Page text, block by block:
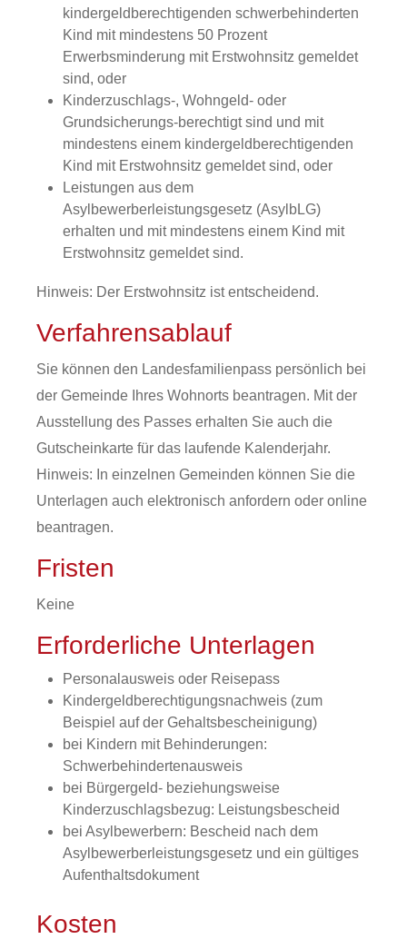
kindergeldberechtigenden schwerbehinderten
Kind mit mindestens 50 Prozent
Erwerbsminderung mit Erstwohnsitz gemeldet
sind, oder
Kinderzuschlags-, Wohngeld- oder
Grundsicherungs-berechtigt sind und mit
mindestens einem kindergeldberechtigenden
Kind mit Erstwohnsitz gemeldet sind, oder
Leistungen aus dem
Asylbewerberleistungsgesetz (AsylbLG)
erhalten und mit mindestens einem Kind mit
Erstwohnsitz gemeldet sind.
Hinweis: Der Erstwohnsitz ist entscheidend.
Verfahrensablauf
Sie können den Landesfamilienpass persönlich bei
der Gemeinde Ihres Wohnorts beantragen. Mit der
Ausstellung des Passes erhalten Sie auch die
Gutscheinkarte für das laufende Kalenderjahr.
Hinweis: In einzelnen Gemeinden können Sie die
Unterlagen auch elektronisch anfordern oder online
beantragen.
Fristen
Keine
Erforderliche Unterlagen
Personalausweis oder Reisepass
Kindergeldberechtigungsnachweis (zum
Beispiel auf der Gehaltsbescheinigung)
bei Kindern mit Behinderungen:
Schwerbehindertenausweis
bei Bürgergeld- beziehungsweise
Kinderzuschlagsbezug: Leistungsbescheid
bei Asylbewerbern: Bescheid nach dem
Asylbewerberleistungsgesetz und ein gültiges
Aufenthaltsdokument
Kosten